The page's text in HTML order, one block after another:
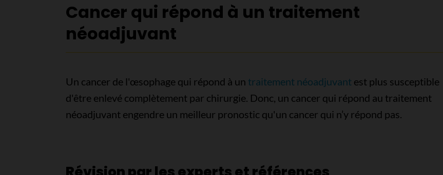
Cancer qui répond à un traitement
néoadjuvant
Un cancer de l'œsophage qui répond à un traitement néoadjuvantest plus susceptible
d'être enlevé complètement par chirurgie. Donc, un cancer qui répond au traitement
néoadjuvant engendre un meilleur pronostic qu'un cancer qui n’y répond pas.